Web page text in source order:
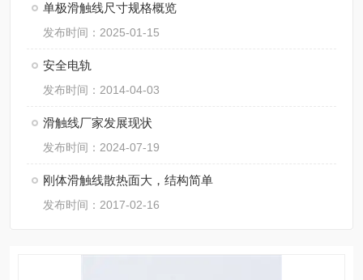
单极滑触线尺寸规格概览
发布时间：2025-01-15
安全电轨
发布时间：2014-04-03
滑触线厂家发展现状
发布时间：2024-07-19
刚体滑触线散热面大，结构简单
发布时间：2017-02-16